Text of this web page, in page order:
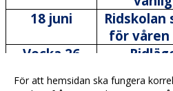
18 juni
Ridskolan
för våren
Vecka 26
För att hemsidan ska fungera